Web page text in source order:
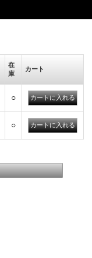
在
庫
カート
○
○